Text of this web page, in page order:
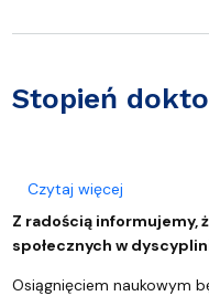
Stopień
Czytaj więcejo Stopień
Z radością informujemy,
społecznych w
Osiągnięciem naukowym